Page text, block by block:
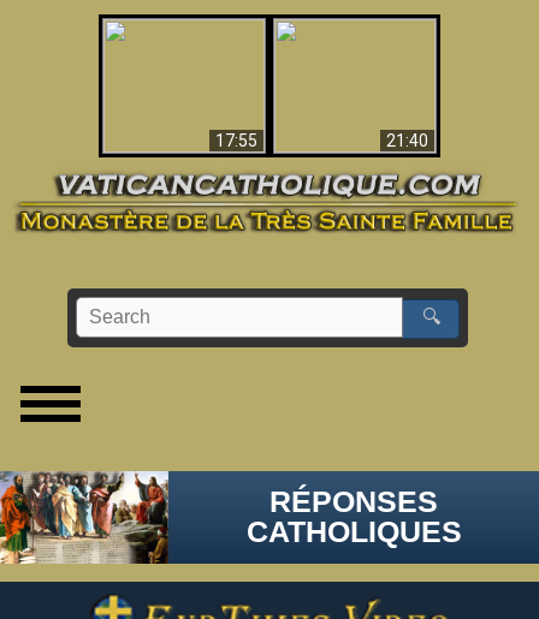
17:55
21:40
🔍
RÉPONSES
CATHOLIQUES